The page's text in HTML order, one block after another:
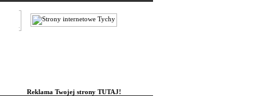
Reklama Twojej strony TUTAJ!